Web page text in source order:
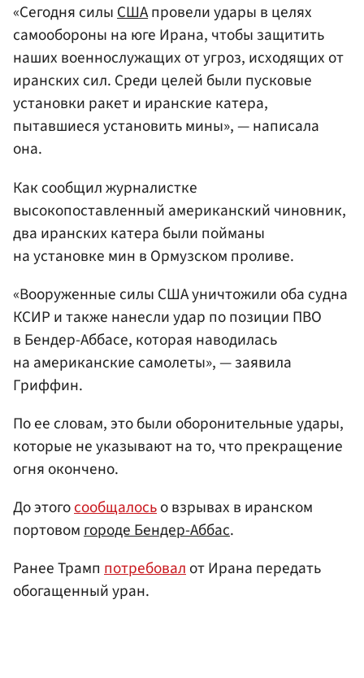
«Сегодня силыСШАпровели удары в целях
самообороны на юге Ирана, чтобы защитить
наших военнослужащих от угроз, исходящих от
иранских сил. Среди целей были пусковые
установки ракет и иранские катера,
пытавшиеся установить мины», — написала
она.
Как сообщил журналистке
высокопоставленный американский чиновник,
два иранских катера были пойманы
на установке мин в Ормузском проливе.
«Вооруженные силы США уничтожили оба судна
КСИР и также нанесли удар по позиции ПВО
в Бендер-Аббасе, которая наводилась
на американские самолеты», — заявила
Гриффин.
По ее словам, это были оборонительные удары,
которые не указывают на то, что прекращение
огня окончено.
До этогосообщалосьо взрывах в иранском
портовомгороде Бендер-Аббас.
Ранее Трамп потребовалот Ирана передать
обогащенный уран.